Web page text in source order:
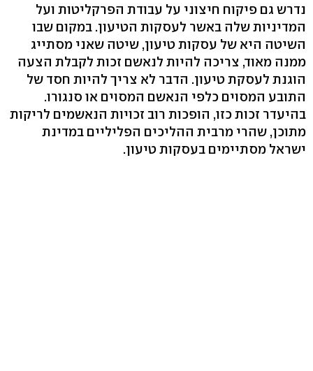
נדרש גם פיקוח חיצוני על עבודת הפרקליטות ועל
המדיניות שלה באשר לעסקות הטיעון. במקום שבו
השיטה היא של עסקות טיעון, שיטה שאני מסתייג
ממנה מאוד, צריכה להיות לנאשם זכות לקבלת הצעה
הוגנת לעסקת טיעון. הדבר לא צריך להיות חסד של
התובע המסוים כלפי הנאשם המסוים או סנגורו.
בהיעדר זכות כזו, הופכות רוב זכויות הנאשמים לריקות
מתוכן, שהרי מרבית ההליכים הפליליים במדינת
ישראל מסתיימים בעסקות טיעון.